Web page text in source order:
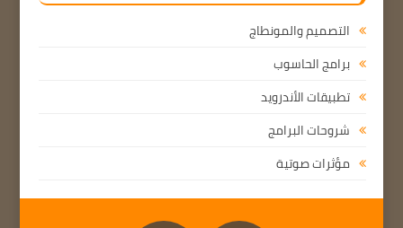
التصميم والمونطاج
برامج الحاسوب
تطبيقات الأندرويد
شروحات البرامج
مؤثرات صوتية